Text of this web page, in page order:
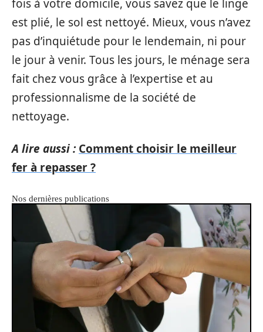
fois à votre domicile, vous savez que le linge
est plié, le sol est nettoyé. Mieux, vous n’avez
pas d’inquiétude pour le lendemain, ni pour
le jour à venir. Tous les jours, le ménage sera
fait chez vous grâce à l’expertise et au
professionnalisme de la société de
nettoyage.
A lire aussi : Comment choisir le meilleur
fer à repasser ?
Nos dernières publications